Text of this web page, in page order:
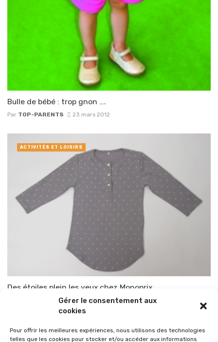
Gérer le consentement aux
cookies
Pour offrir les meilleures expériences, nous utilisons des technologies
telles que les cookies pour stocker et/ou accéder aux informations
Bulle de bébé : trop gnon ….
Par TOP-PARENTS 23 mars 2012
Des étoiles plein les yeux chez Monoprix
TOP-PARENTS 9 janvier 2012
ACTIVITÉS ET LOISIRS